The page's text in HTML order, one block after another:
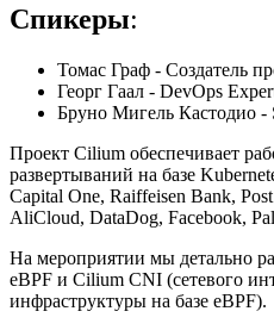
Спикеры:
Томас Граф - Создатель
Георг Гаал - DevOps
Бруно Мигель Кастодио -
Проект Cilium обеспечивает
развертываний на базе
Capital One, Raiffeisen Bank,
AliCloud, DataDog, Facebook,
На мероприятии мы детально
eBPF и Cilium CNI (сетевого
инфраструктуры на базе eBPF).